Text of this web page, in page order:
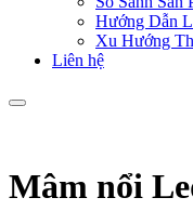
Hướng Dẫn
Xu Hướng
Liên hệ
Mâm nổi